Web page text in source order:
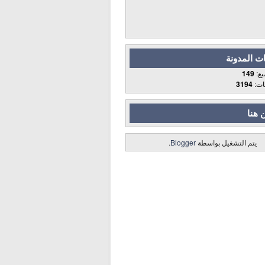
المدونة
149
3194
هنا
يتم التشغيل بواسطة Blogger
.